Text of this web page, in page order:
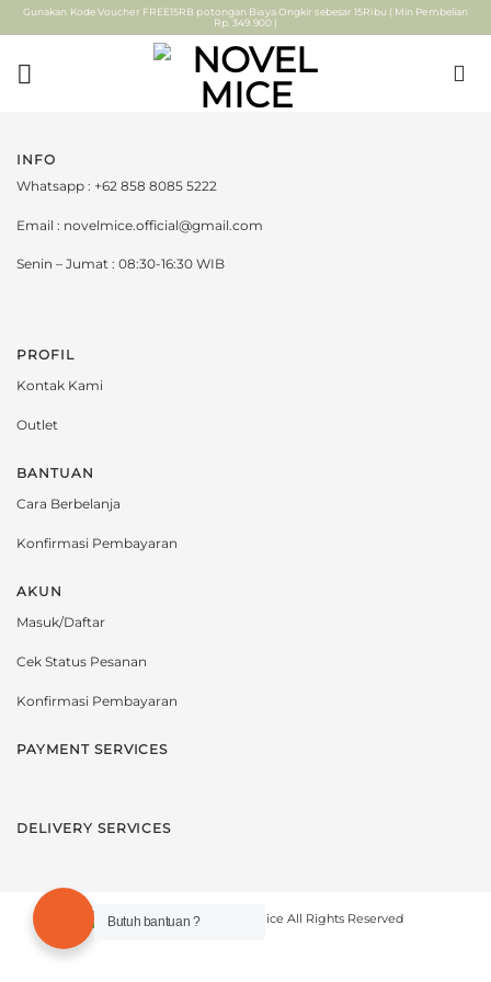
Skip
to
content
Gunakan Kode Voucher FREE15RB potongan Biaya Ongkir sebesar 15Ribu ( Min Pembelian
Rp. 349.900 )
INFO
Whatsapp : +62 858 8085 5222
Email : novelmice.official@gmail.com
Senin – Jumat : 08:30-16:30 WIB
PROFIL
Kontak Kami
Outlet
BANTUAN
Cara Berbelanja
Konfirmasi Pembayaran
AKUN
Masuk/Daftar
Cek Status Pesanan
Konfirmasi Pembayaran
PAYMENT SERVICES
DELIVERY SERVICES
Copyright © 2021 novelmice All Rights Reserved
Butuh bantuan ?